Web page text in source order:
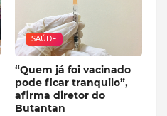
SAÚDE
“Quem já foi vacinado
pode ficar tranquilo”,
afirma diretor do
Butantan